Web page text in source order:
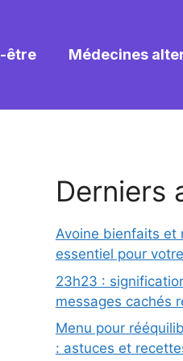
être Médecines
Derniers
Avoine bienfaits et
essentiel pour
23h23 :
messages cachés
Menu pour
: astuces et